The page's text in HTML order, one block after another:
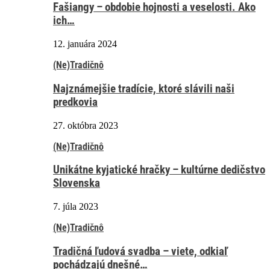
Fašiangy – obdobie hojnosti a veselosti. Ako
ich…
12. januára 2024
(Ne)Tradičnô
Najznámejšie tradície, ktoré slávili naši
predkovia
27. októbra 2023
(Ne)Tradičnô
Unikátne kyjatické hračky – kultúrne dedičstvo
Slovenska
7. júla 2023
(Ne)Tradičnô
Tradičná ľudová svadba – viete, odkiaľ
pochádzajú dnešné…